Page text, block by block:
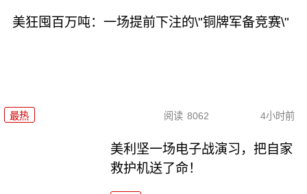
美狂囤百万吨：一场提前下注的\"铜牌军备竞赛\"
最热 阅读 8062 4小时前
美利坚一场电子战演习，把自家
救护机送了命！